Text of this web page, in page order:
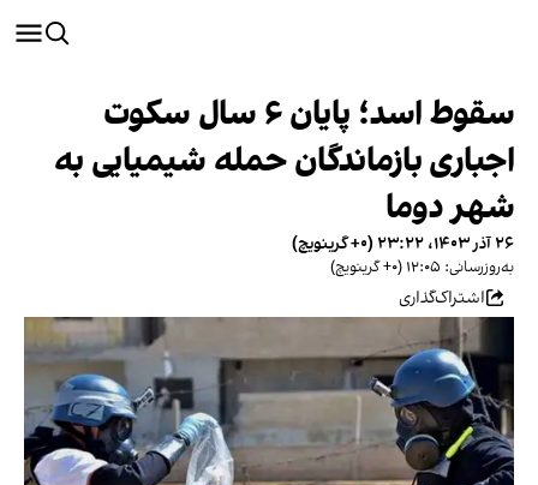
سقوط اسد؛ پایان ۶ سال سکوت
اجباری بازماندگان حمله شیمیایی به
شهر دوما
۲۶ آذر ۱۴۰۳، ۲۳:۲۲ (‎+۰ گرینویچ)
به‌روزرسانی: ۱۲:۰۵ (‎+۰ گرینویچ)
اشتراک‌گذاری